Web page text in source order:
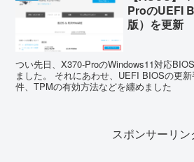
ProのUEFI
版）を更新
つい先日、X370-ProのWindows11対応
ました。 それにあわせ、UEFI BIOSの更
件、TPMの有効方法などを纏めました
スポンサーリン